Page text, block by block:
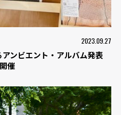
2023.09.27
アンビエント・アルバム発表
催